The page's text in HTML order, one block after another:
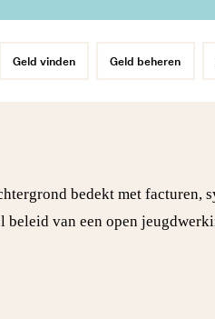
Geld vinden Geld beheren